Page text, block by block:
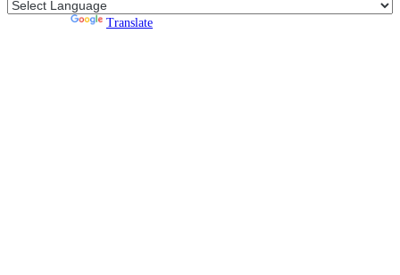
Translate